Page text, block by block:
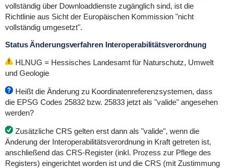
vollständig über Downloaddienste zugänglich sind, ist die
Richtlinie aus Sicht der Europäischen Kommission "nicht
vollständig umgesetzt".
Status Änderungsverfahren Interoperabilitätsverordnung
HLNUG = Hessisches Landesamt für Naturschutz, Umwelt
und Geologie
Heißt die Änderung zu Koordinatenreferenzsystemen, dass
die EPSG Codes 25832 bzw. 25833 jetzt als "valide" angesehen
werden?
Zusätzliche CRS gelten erst dann als "valide", wenn die
Änderung der Interoperabilitätsverordnung in Kraft getreten ist,
anschließend das CRS-Register (inkl. Prozess zur Pflege des
Registers) eingerichtet worden ist und die CRS (mit Zustimmung